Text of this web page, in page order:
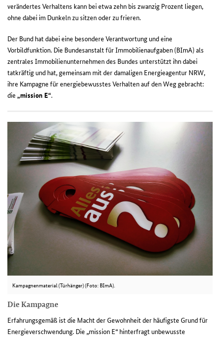
verändertes Verhaltens kann bei etwa zehn bis zwanzig Prozent liegen,
ohne dabei im Dunkeln zu sitzen oder zu frieren.
Der Bund hat dabei eine besondere Verantwortung und eine
Vorbildfunktion. Die Bundesanstalt für Immobilienaufgaben (BImA) als
zentrales Immobilienunternehmen des Bundes unterstützt ihn dabei
tatkräftig und hat, gemeinsam mit der damaligen Energieagentur NRW,
ihre Kampagne für energiebewusstes Verhalten auf den Weg gebracht:
die „mission E“.
Kampagnenmaterial (Türhänger) (Foto: BImA).
Die Kampagne
Erfahrungsgemäß ist die Macht der Gewohnheit der häufigste Grund für
Energieverschwendung. Die „mission E“ hinterfragt unbewusste